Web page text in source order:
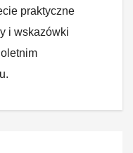
praktyczne
i wskazówki